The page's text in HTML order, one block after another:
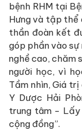
bệnh RHM tại
Hưng và tập thể
thần đoàn kết
góp phần vào
nghề cao, chăm
người học, vì
Tầm nhìn, Giá
Y Dược Hải
trung tâm - Lấy
cộng đồng”.